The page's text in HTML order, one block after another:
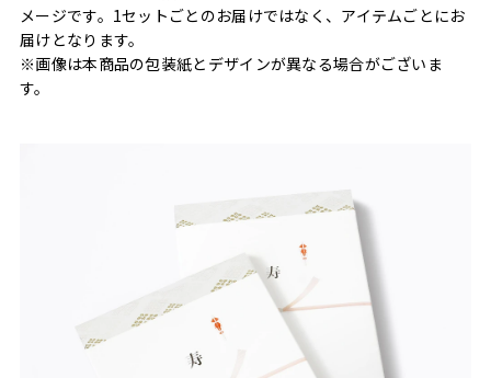
メージです。1セットごとのお届けではなく、アイテムごとにお
届けとなります。
※画像は本商品の包装紙とデザインが異なる場合がございま
す。